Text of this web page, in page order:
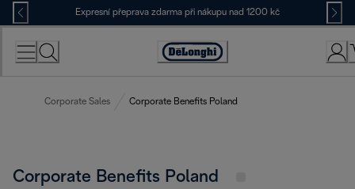
Skip
to
Content
Expresní přeprava zdarma při nákupu nad 1200 kč
Accessibility
Corporate Sales Corporate Benefits Poland
Corporate Benefits Poland